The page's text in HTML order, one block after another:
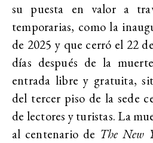
su puesta en valor a
temporarias, como la
de 2025 y que cerró el 22
días después de la
entrada libre y gratuita,
del tercer piso de la sede
de lectores y turistas. La
al centenario de The New